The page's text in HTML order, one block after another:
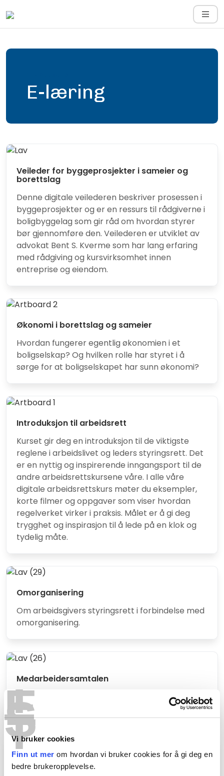
T
E
S
T
Vi bruker cookies
Finn ut mer om hvordan vi bruker cookies for å gi deg en
bedre brukeropplevelse.
E-læring
Veileder for byggeprosjekter i sameier og
borettslag
Denne digitale veilederen beskriver prosessen i
byggeprosjekter og er en ressurs til rådgiverne i
boligbyggelag som gir råd om hvordan styrer
bør gjennomføre den. Veilederen er utviklet av
advokat Bent S. Kverme som har lang erfaring
med rådgiving og kursvirksomhet innen
entreprise og eiendom.
Økonomi i borettslag og sameier
Hvordan fungerer egentlig økonomien i et
boligselskap? Og hvilken rolle har styret i å
sørge for at boligselskapet har sunn økonomi?
Introduksjon til arbeidsrett
Kurset gir deg en introduksjon til de viktigste
reglene i arbeidslivet og leders styringsrett. Det
er en nyttig og inspirerende inngangsport til de
andre arbeidsrettskursene våre. I alle våre
digitale arbeidsrettskurs møter du eksempler,
korte filmer og oppgaver som viser hvordan
regelverket virker i praksis. Målet er å gi deg
trygghet og inspirasjon til å lede på en klok og
tydelig måte.
Omorganisering
Om arbeidsgivers styringsrett i forbindelse med
omorganisering.
Medarbeidersamtalen
Kurset gir deg praktiske råd og gode eksempler
for å lykkes med medarbeidersamtalen.
Oppsigelse og permittering